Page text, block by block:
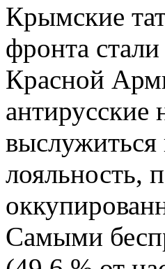
Крымские
фронта
Красной
антирусские
выслужиться
лояльность,
Самыми